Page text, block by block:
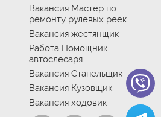
Вакансия Мастер по
ремонту рулевых реек
Вакансия жестянщик
Работа Помощник
автослесаря
Вакансия Стапельщик
Вакансия Кузовщик
Вакансия ходовик